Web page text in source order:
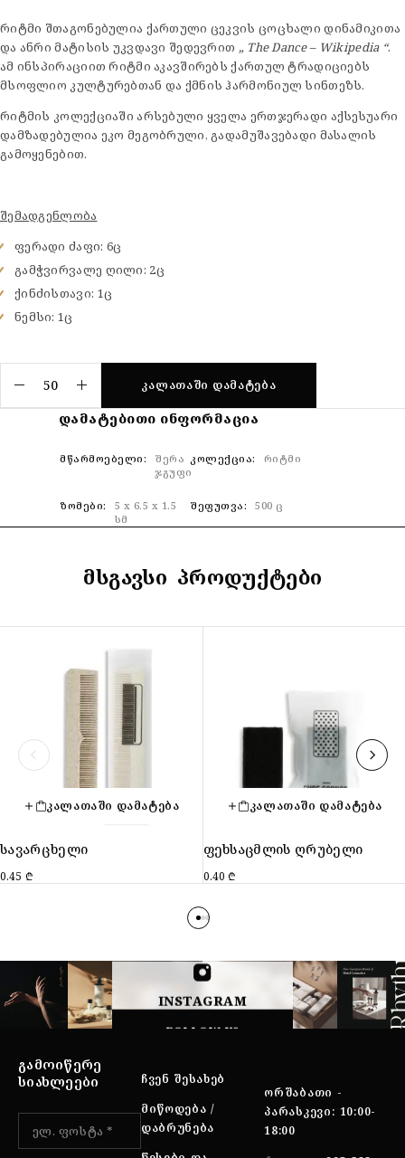
რიტმი შთაგონებულია ქართული ცეკვის ცოცხალი დინამიკითა
და ანრი მატისის უკვდავი შედევრით „ The Dance – Wikipedia “.
ამ ინსპირაციით რიტმი აკავშირებს ქართულ ტრადიციებს
მსოფლიო კულტურებთან და ქმნის ჰარმონიულ სინთეზს.
რიტმის კოლექციაში არსებული ყველა ერთჯერადი აქსესუარი
დამზადებულია ეკო მეგობრული, გადამუშავებადი მასალის
გამოყენებით.
შემადგენლობა
ფერადი ძაფი: 6ც
გამჭვირვალე ღილი: 2ც
ქინძისთავი: 1ც
ნემსი: 1ც
ᲙᲐᲚᲐᲗᲐᲨᲘ ᲓᲐᲛᲐᲢᲔᲑᲐ
ᲓᲐᲛᲐᲢᲔᲑᲘᲗᲘ ᲘᲜᲤᲝᲠᲛᲐᲪᲘᲐ
ᲛᲬᲐᲠᲛᲝᲔᲑᲔᲚᲘ
შერა
ჯგუფი
ᲙᲝᲚᲔᲥᲪᲘᲐ რიტმი
ᲖᲝᲛᲔᲑᲘ
5 x 6.5 x 1.5
სმ
ᲨᲔᲤᲣᲗᲕᲐ 500 ც
ᲛᲡᲒᲐᲕᲡᲘ ᲞᲠᲝᲓᲣᲥᲢᲔᲑᲘ
ᲙᲐᲚᲐᲗᲐᲨᲘ ᲓᲐᲛᲐᲢᲔᲑᲐ
სავარცხელი
0.45 ₾
ᲙᲐᲚᲐᲗᲐᲨᲘ ᲓᲐᲛᲐᲢᲔᲑᲐ
ფეხსაცმლის ღრუბელი
0.40₾
INSTAGRAM
FOLLOW US
ᲒᲐᲛᲝᲘᲬᲔᲠᲔ
ᲡᲘᲐᲮᲚᲔᲔᲑᲘ
ᲩᲕᲔᲜ ᲨᲔᲡᲐᲮᲔᲑ
ᲛᲘᲬᲝᲓᲔᲑᲐ /
ᲓᲐᲑᲠᲣᲜᲔᲑᲐ
ᲝᲠᲨᲐᲑᲐᲗᲘ -
ᲞᲐᲠᲐᲡᲙᲔᲕᲘ: 10:00-
18:00